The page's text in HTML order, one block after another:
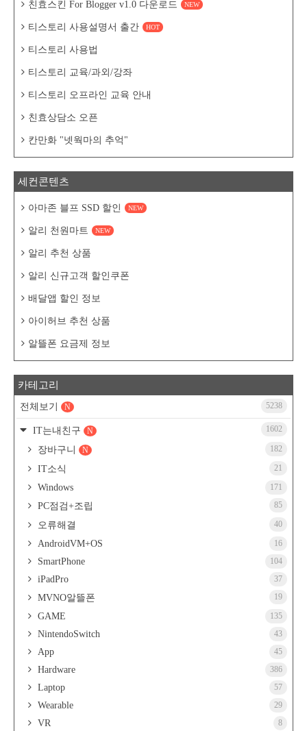
친효스킨 For Blogger v1.0 다운로드 NEW
티스토리 사용설명서 출간 HOT
티스토리 사용법
티스토리 교육/과외/강좌
티스토리 오프라인 교육 안내
친효상담소 오픈
칸만화 "넷웍마의 추억"
세컨콘텐츠
아마존 블프 SSD 할인 NEW
알리 천원마트 NEW
알리 추천 상품
알리 신규고객 할인쿠폰
배달앱 할인 정보
아이허브 추천 상품
알뜰폰 요금제 정보
카테고리
전체보기 5238
N
IT는내친구 1602
N
장바구니 182
N
IT소식 21
Windows 171
PC점검+조립 85
오류해결 40
AndroidVM+OS 16
SmartPhone 104
iPadPro 37
MVNO알뜰폰 19
GAME 135
NintendoSwitch 43
App 45
Hardware 386
Laptop 57
Wearable 29
VR 8